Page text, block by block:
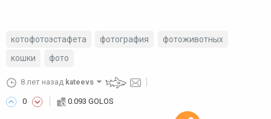
котофотоэстафета фотография
фотоживотных
кошки
фото
8 лет назад kateevs
0 0.093 GOLOS